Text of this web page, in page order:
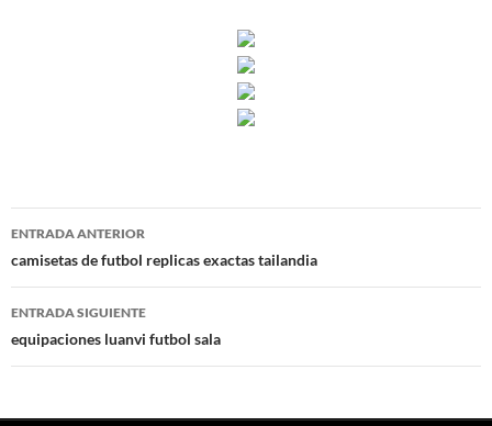
Navegación
de
entradas
ENTRADA ANTERIOR
camisetas de futbol replicas exactas tailandia
ENTRADA SIGUIENTE
equipaciones luanvi futbol sala